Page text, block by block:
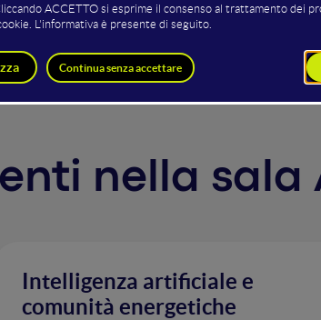
driven e ROI senza precedenti.
nella sala
Intelligenza artificiale e
comunità energetiche